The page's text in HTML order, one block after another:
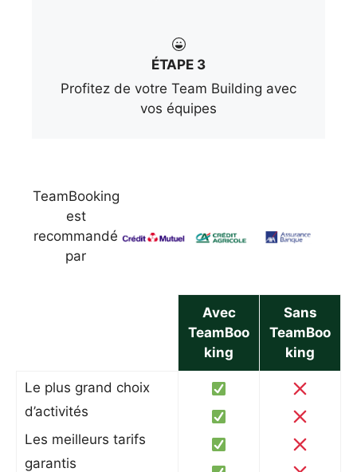
ÉTAPE 3
Profitez de votre Team Building avec
vos équipes
TeamBooking
est
recommandé
par
Avec
TeamBoo
king
Sans
TeamBoo
king
Le plus grand choix
d’activités
Les meilleurs tarifs
garantis